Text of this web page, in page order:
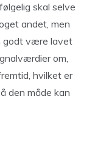
skal selve
andet, men
godt være lavet
om,
hvilket er
den måde kan